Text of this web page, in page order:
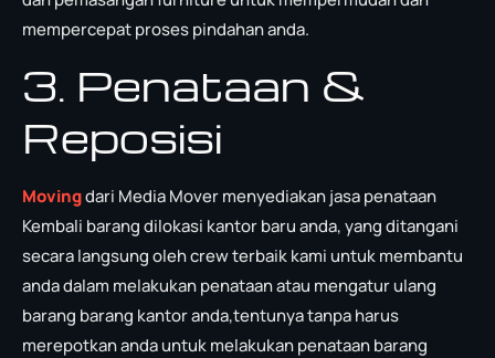
mempercepat proses pindahan anda.
3. Penataan &
Reposisi
Movingdari Media Mover menyediakan jasa penataan
Kembali barang dilokasi kantor baru anda, yang ditangani
secara langsung oleh crew terbaik kami untuk membantu
anda dalam melakukan penataan atau mengatur ulang
barang barang kantor anda,tentunya tanpa harus
merepotkan anda untuk melakukan penataan barang